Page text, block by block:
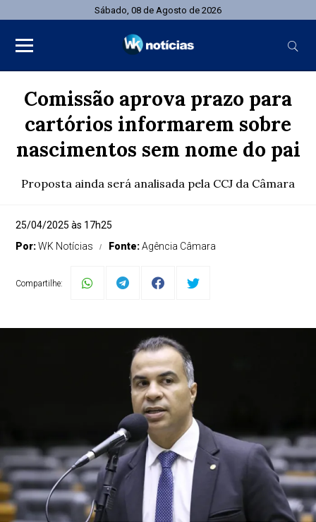
Sábado, 08 de Agosto de 2026
Comissão aprova prazo para
cartórios informarem sobre
nascimentos sem nome do pai
Proposta ainda será analisada pela CCJ da Câmara
25/04/2025 às 17h25
Por:WK Notícias Fonte:Agência Câmara
Compartilhe: